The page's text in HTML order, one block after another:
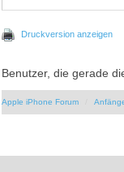
Druckversion anzeigen
Benutzer, die gerade
Apple iPhone Forum